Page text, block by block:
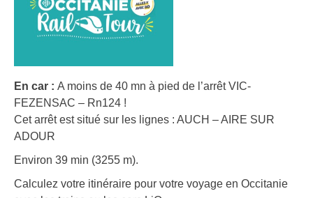
En car : A moins de 40 mn à pied de l’arrêt VIC-
FEZENSAC – Rn124 !
Cet arrêt est situé sur les lignes : AUCH – AIRE SUR
ADOUR
Environ 39 min (3255 m).
Calculez votre itinéraire pour votre voyage en Occitanie